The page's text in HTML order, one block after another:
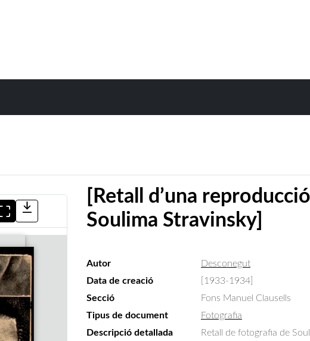
[Retall d’una
Soulima Stravinsky]
Autor
Desconegut
Data de creació
[1933-1934]
Secció
Fons Manuel Clausells
Tipus de document
Fotografia
Descripció detallada
Retall de fotografia de